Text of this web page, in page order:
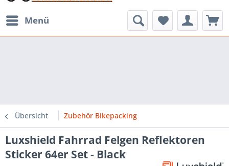
Menü
Übersicht Zubehör Bikepacking
Luxshield Fahrrad Felgen Reflektoren
Sticker 64er Set - Black